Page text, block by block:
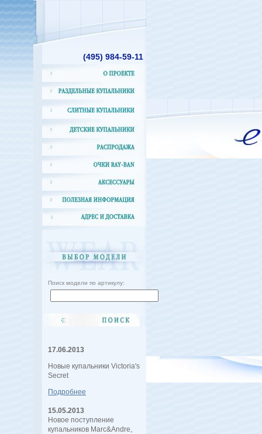
(495) 984-59-11
Поиск модели по артикулу:
17.06.2013
Новые купальники Victoria's
Secret
Подробнее
15.05.2013
Новое поступление
купальников Marc&Andre,